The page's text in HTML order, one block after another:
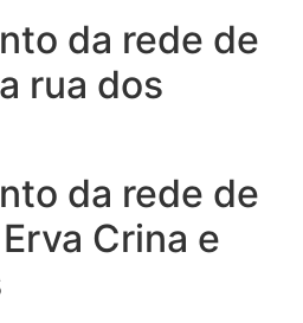
da rede de
rua dos
da rede de
Crina e